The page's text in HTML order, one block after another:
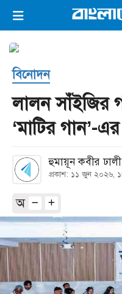
ভিডিও ই-পেপার
প্রচ্ছদ
সব বিভাগ
কনভার্টার
বিনোদন
লালন সাঁইজির
‘মাটির গান’-
হুমায়ূন কবীর
প্রকাশ: ১১ জুন ২০২৬,
অ